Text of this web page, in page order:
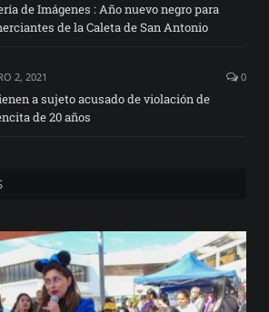
de Imágenes : Año nuevo negro para
de la Caleta de San Antonio
2, 2021 0
a sujeto acusado de violación de
de 20 años